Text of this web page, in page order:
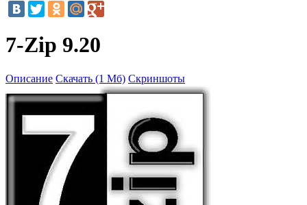
7-Zip 9.20
Описание Скачать (1 Мб) Скриншоты